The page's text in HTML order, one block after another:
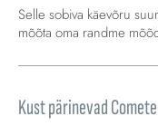
Selle sobiva käevõru
mõõta oma randme
Kust pärinevad